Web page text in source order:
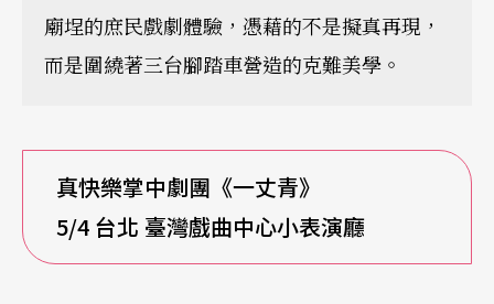
廟埕的庶民戲劇體驗，憑藉的不是擬真再現，
而是圍繞著三台腳踏車營造的克難美學。
真快樂掌中劇團《一丈青》
5/4 台北 臺灣戲曲中心小表演廳